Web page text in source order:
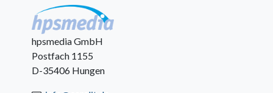
hpsmedia GmbH
Postfach 1155
D-35406 Hungen